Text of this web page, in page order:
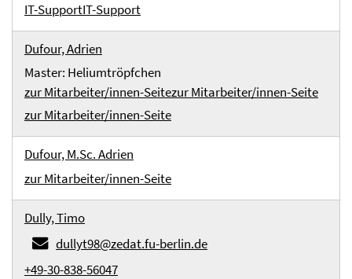
IT-SupportIT-Support
Dufour, Adrien
Master: Heliumtröpfchen
zur Mitarbeiter/innen-Seitezur Mitarbeiter/innen-Seite
zur Mitarbeiter/innen-Seite
Dufour, M.Sc. Adrien
zur Mitarbeiter/innen-Seite
Dully, Timo
dullyt98@zedat.fu-berlin.de
+49-30-838-56047